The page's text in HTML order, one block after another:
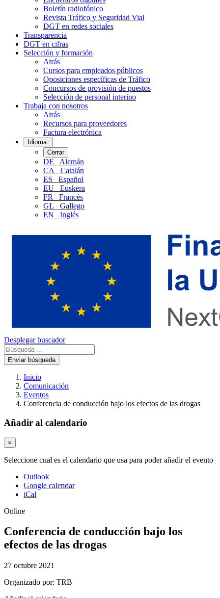
Boletín radiofónico
Revista Tráfico y Seguridad Vial
DGT en redes sociales
Transparencia
DGT en cifras
Selección y formación
Atrás
Cursos para empleados públicos
Oposiciones específicas de Tráfico
Concursos de provisión de puestos
Selección de personal interino
Trabaja con nosotros
Atrás
Recursos para proveedores
Factura electrónica
Idioma:
Cerrar
DE
Alemán
CA
Catalán
ES
Español
EU
Euskera
FR
Francés
GL
Gallego
EN
Inglés
Desplegar buscador
Enviar búsqueda
Inicio
Comunicación
Eventos
Conferencia de conducción bajo los efectos de las drogas
Añadir al calendario
×
Seleccione cual es el calendario que usa para poder añadir el evento
Outlook
Google calendar
iCal
Online
Conferencia de conducción bajo los
efectos de las drogas
27 octubre 2021
Organizado por: TRB